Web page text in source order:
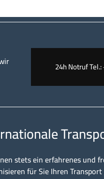
24h Notruf
stets ein erfahrenes und
für Sie Ihren